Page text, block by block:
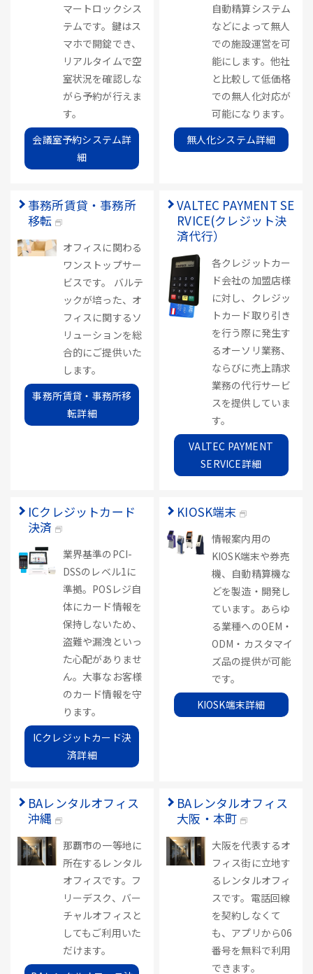
マートロックシス
テムです。鍵はス
マホで開錠でき、
リアルタイムで空
室状況を確認しな
がら予約が行えま
す。
会議室予約システム詳
細
自動精算システム
などによって無人
での施設運営を可
能にします。他社
と比較して低価格
での無人化対応が
可能になります。
無人化システム詳細
事務所賃貸・事務所
移転
オフィスに関わる
ワンストップサー
ビスです。 バルテ
ックが培った、オ
フィスに関するソ
リューションを総
合的にご提供いた
します。
事務所賃貸・事務所移
転詳細
VALTEC PAYMENT SE
RVICE(クレジット決
済代行）
各クレジットカー
ド会社の加盟店様
に対し、クレジッ
トカード取り引き
を行う際に発生す
るオーソリ業務、
ならびに売上請求
業務の代行サービ
スを提供していま
す。
VALTEC PAYMENT
SERVICE詳細
ICクレジットカード
決済
業界基準のPCI-
DSSのレベル1に
準拠。POSレジ自
体にカード情報を
保持しないため、
盗難や漏洩といっ
た心配がありませ
ん。大事なお客様
のカード情報を守
ります。
ICクレジットカード決
済詳細
KIOSK端末
情報案内用の
KIOSK端末や券売
機、自動精算機な
どを製造・開発し
ています。あらゆ
る業種へのOEM・
ODM・カスタマイ
ズ品の提供が可能
です。
KIOSK端末詳細
BAレンタルオフィス
沖縄
那覇市の一等地に
所在するレンタル
オフィスです。フ
リーデスク、バー
チャルオフィスと
してもご利用いた
だけます。
BAレンタルオフィス
大阪・本町
大阪を代表するオ
フィス街に立地す
るレンタルオフィ
スです。電話回線
を契約しなくて
も、アプリから06
番号を無料で利用
できます。